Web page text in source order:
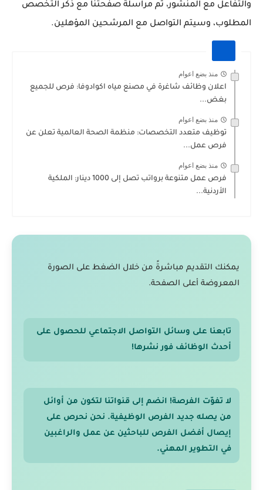
والتفاعل مع المنشور، ثم مراسلة صفحتنا مع ذكر التخصص
المطلوب، وسيتم التواصل مع المرشحين المؤهلين.
منذ بضع اعوام
اعلان وظائف شاغرة في مصنع مياه اكوادوفا: فرص للجميع
بغض...
منذ بضع اعوام
توظيف متعدد التخصصات: منظمة الصحة العالمية تعلن عن
فرص عمل...
منذ بضع اعوام
فرص عمل متنوعة برواتب تصل إلى 1000 دينار: الملكية
الأردنية...
يمكنك التقديم مباشرةً من خلال الضغط على الصورة
المعروضة أعلى الصفحة.
تابعنا على وسائل التواصل الاجتماعي للحصول على
أحدث الوظائف فور نشرها!
لا تفوّت الفرصة! انضم إلى قنواتنا لتكون من أوائل
من يصله جديد الفرص الوظيفية. نحن نحرص على
إيصال أفضل الفرص للباحثين عن عمل والراغبين
في التطوير المهني.